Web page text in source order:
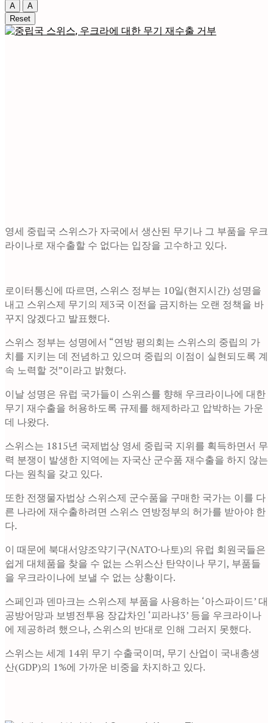
A
A
Reset
영세 중립국 스위스가 자국에서 생산된 무기나 그 부품을 우크
라이나로 재수출할 수 없다는 입장을 고수하고 있다.
로이터통신에 따르면, 스위스 정부는 10일(현지시간) 성명을
내고 스위스제 무기의 제3국 이전을 금지하는 오랜 정책을 바
꾸지 않겠다고 발표했다.
스위스 정부는 성명에서 “연방 평의회는 스위스의 중립의 가
치를 지키는 데 전념하고 있으며 중립의 이점이 실현되도록 계
속 노력할 것”이라고 밝혔다.
이날 성명은 유럽 국가들이 스위스를 향해 우크라이나에 대한
무기 재수출을 허용하도록 규제를 해제하라고 압박하는 가운
데 나왔다.
스위스는 1815년 국제법상 영세 중립국 지위를 획득하면서 무
력 분쟁이 발생한 지역에는 자국산 군수품 재수출을 하지 않는
다는 원칙을 갖고 있다.
또한 전쟁물자법상 스위스제 군수품을 구매한 국가는 이를 다
른 나라에 재수출하려면 스위스 연방정부의 허가를 받아야 한
다.
이 때문에 북대서양조약기구(NATO·나토)의 유럽 회원국들은
쉽게 대체품을 찾을 수 없는 스위스산 탄약이나 무기, 부품들
을 우크라이나에 보낼 수 없는 상황이다.
스페인과 덴마크는 스위스제 부품을 사용하는 ‘아스파이드’ 대
공방어망과 보병전투용 장갑차인 ‘피라냐3’ 등을 우크라이나
에 제공하려 했으나, 스위스의 반대로 인해 그러지 못했다.
스위스는 세계 14위 무기 수출국이며, 무기 산업이 국내총생
산(GDP)의 1%에 가까운 비중을 차지하고 있다.